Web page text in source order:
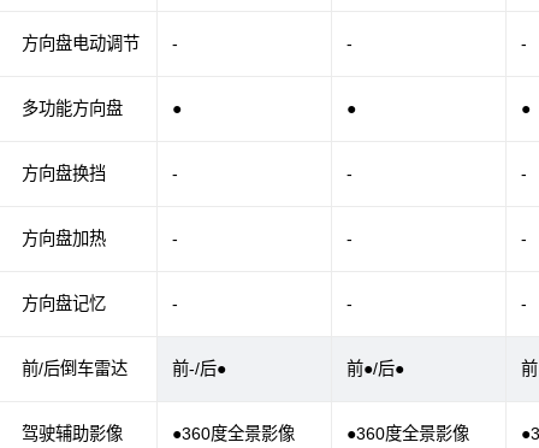
方向盘电动调节
多功能方向盘
方向盘换挡
方向盘加热
方向盘记忆
前/后倒车雷达
驾驶辅助影像
- - -
● ● ●
- - -
- - -
- - -
前-/后● 前●/后●
●360度全景影像 ●360度全景影像